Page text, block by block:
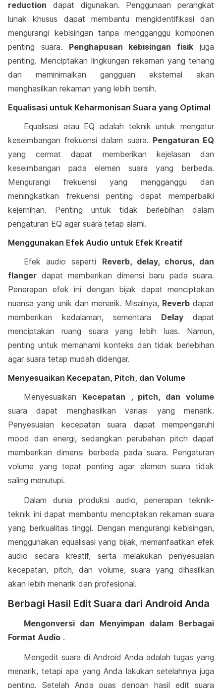
reduction dapat digunakan. Penggunaan perangkat
lunak khusus dapat membantu mengidentifikasi dan
mengurangi kebisingan tanpa mengganggu komponen
penting suara. Penghapusan kebisingan fisik juga
penting. Menciptakan lingkungan rekaman yang tenang
dan meminimalkan gangguan eksternal akan
menghasilkan rekaman yang lebih bersih.
Equalisasi untuk Keharmonisan Suara yang Optimal
Equalisasi atau EQ adalah teknik untuk mengatur
keseimbangan frekuensi dalam suara. Pengaturan EQ
yang cermat dapat memberikan kejelasan dan
keseimbangan pada elemen suara yang berbeda.
Mengurangi frekuensi yang mengganggu dan
meningkatkan frekuensi penting dapat memperbaiki
kejernihan. Penting untuk tidak berlebihan dalam
pengaturan EQ agar suara tetap alami.
Menggunakan Efek Audio untuk Efek Kreatif
Efek audio seperti Reverb, delay, chorus, dan
flanger dapat memberikan dimensi baru pada suara.
Penerapan efek ini dengan bijak dapat menciptakan
nuansa yang unik dan menarik. Misalnya, Reverb dapat
memberikan kedalaman, sementara Delaydapat
menciptakan ruang suara yang lebih luas. Namun,
penting untuk memahami konteks dan tidak berlebihan
agar suara tetap mudah didengar.
Menyesuaikan Kecepatan, Pitch, dan Volume
Menyesuaikan Kecepatan , pitch, dan volume
suara dapat menghasilkan variasi yang menarik.
Penyesuaian kecepatan suara dapat mempengaruhi
mood dan energi, sedangkan perubahan pitch dapat
memberikan dimensi berbeda pada suara. Pengaturan
volume yang tepat penting agar elemen suara tidak
saling menutupi.
Dalam dunia produksi audio, penerapan teknik-
teknik ini dapat membantu menciptakan rekaman suara
yang berkualitas tinggi. Dengan mengurangi kebisingan,
menggunakan equalisasi yang bijak, memanfaatkan efek
audio secara kreatif, serta melakukan penyesuaian
kecepatan, pitch, dan volume, suara yang dihasilkan
akan lebih menarik dan profesional.
Berbagi Hasil Edit Suara dari Android Anda
Mengonversi dan Menyimpan dalam Berbagai
Format Audio .
Mengedit suara di Android Anda adalah tugas yang
menarik, tetapi apa yang Anda lakukan setelahnya juga
penting. Setelah Anda puas dengan hasil edit suara